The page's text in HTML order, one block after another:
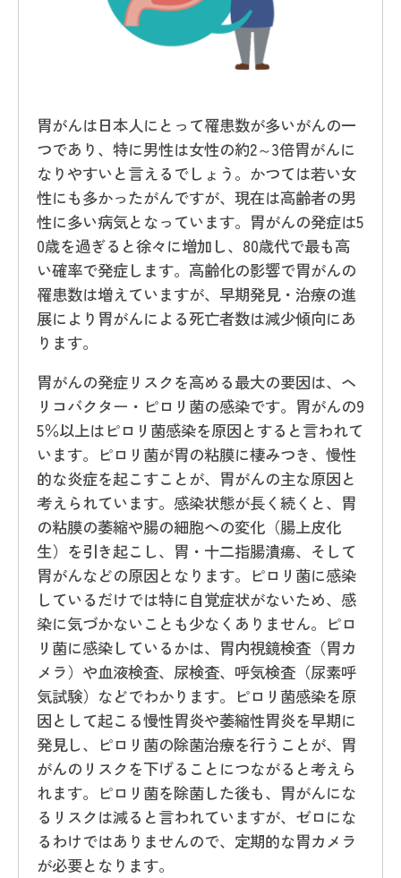
胃がんは日本人にとって罹患数が多いがんの一
つであり、特に男性は女性の約2～3倍胃がんに
なりやすいと言えるでしょう。かつては若い女
性にも多かったがんですが、現在は高齢者の男
性に多い病気となっています。胃がんの発症は5
0歳を過ぎると徐々に増加し、80歳代で最も高
い確率で発症します。高齢化の影響で胃がんの
罹患数は増えていますが、早期発見・治療の進
展により胃がんによる死亡者数は減少傾向にあ
ります。
胃がんの発症リスクを高める最大の要因は、ヘ
リコバクター・ピロリ菌の感染です。胃がんの9
5％以上はピロリ菌感染を原因とすると言われて
います。ピロリ菌が胃の粘膜に棲みつき、慢性
的な炎症を起こすことが、胃がんの主な原因と
考えられています。感染状態が長く続くと、胃
の粘膜の萎縮や腸の細胞への変化（腸上皮化
生）を引き起こし、胃・十二指腸潰瘍、そして
胃がんなどの原因となります。ピロリ菌に感染
しているだけでは特に自覚症状がないため、感
染に気づかないことも少なくありません。ピロ
リ菌に感染しているかは、胃内視鏡検査（胃カ
メラ）や血液検査、尿検査、呼気検査（尿素呼
気試験）などでわかります。ピロリ菌感染を原
因として起こる慢性胃炎や萎縮性胃炎を早期に
発見し、ピロリ菌の除菌治療を行うことが、胃
がんのリスクを下げることにつながると考えら
れます。ピロリ菌を除菌した後も、胃がんにな
るリスクは減ると言われていますが、ゼロにな
るわけではありませんので、定期的な胃カメラ
が必要となります。